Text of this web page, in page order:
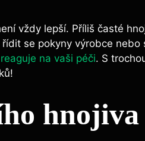
vždy lepší. Příliš časté
se pokyny výrobce nebo
na vaši péči. S⁤